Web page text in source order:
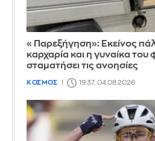
«Παρεξήγηση»: Εκείνος
καρχαρία και η γυναίκα του
σταματήσει τις ανοησίες
ΚΟΣΜΟΣ 19:37, 04.08.2026